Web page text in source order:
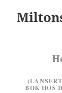
BOK HOS